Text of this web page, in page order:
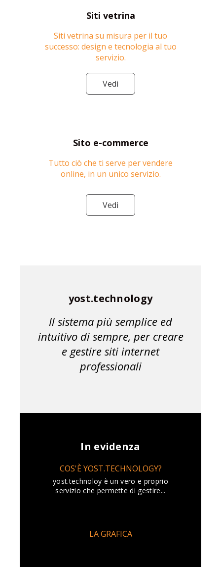
Siti vetrina
Siti vetrina su misura per il tuo
successo: design e tecnologia al tuo
servizio.
Vedi
Sito e-commerce
Tutto ciò che ti serve per vendere
online, in un unico servizio.
Vedi
yost.technology
Il sistema più semplice ed
intuitivo di sempre, per creare
e gestire siti internet
professionali
In evidenza
COS'È YOST.TECHNOLOGY?
yost.technoloy è un vero e proprio
servizio che permette di gestire...
LA GRAFICA